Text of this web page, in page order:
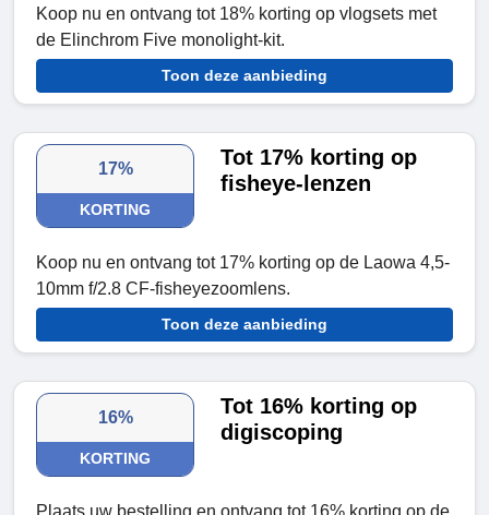
Koop nu en ontvang tot 18% korting op vlogsets met
de Elinchrom Five monolight-kit.
Toon deze aanbieding
17%
KORTING
Tot 17% korting op
fisheye-lenzen
Koop nu en ontvang tot 17% korting op de Laowa 4,5-
10mm f/2.8 CF-fisheyezoomlens.
Toon deze aanbieding
16%
KORTING
Tot 16% korting op
digiscoping